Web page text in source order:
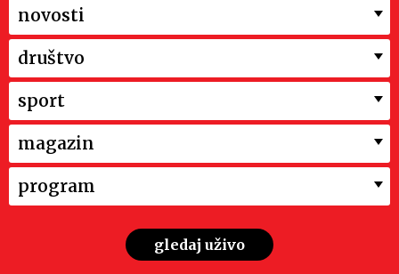
novosti
društvo
sport
magazin
program
gledaj uživo